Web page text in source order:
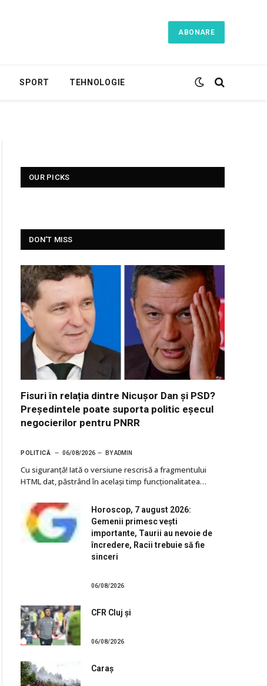
ABONARE
SPORT TEHNOLOGIE
OUR PICKS
DON'T MISS
Fisuri în relația dintre Nicușor Dan și PSD?
Președintele poate suporta politic eșecul
negocierilor pentru PNRR
POLITICĂ 06/08/2026 BYADMIN
Cu siguranţă! Iată o versiune rescrisă a fragmentului
HTML dat, păstrând în același timp funcționalitatea…
Horoscop, 7 august 2026:
Gemenii primesc vești
importante, Taurii au nevoie de
încredere, Racii trebuie să fie
sinceri
06/08/2026
CFR Cluj și
06/08/2026
Caraș